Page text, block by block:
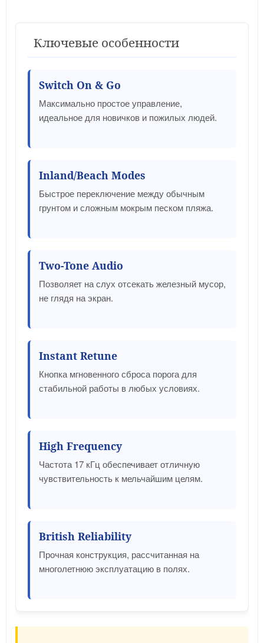
Ключевые особенности
Switch On & Go
Максимально простое управление,
идеальное для новичков и пожилых людей.
Inland/Beach Modes
Быстрое переключение между обычным
грунтом и сложным мокрым песком пляжа.
Two-Tone Audio
Позволяет на слух отсекать железный мусор,
не глядя на экран.
Instant Retune
Кнопка мгновенного сброса порога для
стабильной работы в любых условиях.
High Frequency
Частота 17 кГц обеспечивает отличную
чувствительность к мельчайшим целям.
British Reliability
Прочная конструкция, рассчитанная на
многолетнюю эксплуатацию в полях.